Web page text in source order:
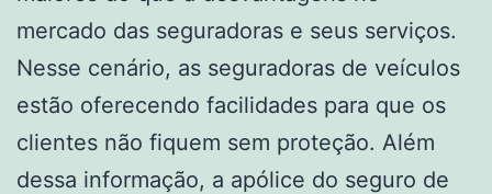
mercado das seguradoras e seus serviços.
Nesse cenário, as seguradoras de veículos
estão oferecendo facilidades para que os
clientes não fiquem sem proteção. Além
dessa informação, a apólice do seguro de